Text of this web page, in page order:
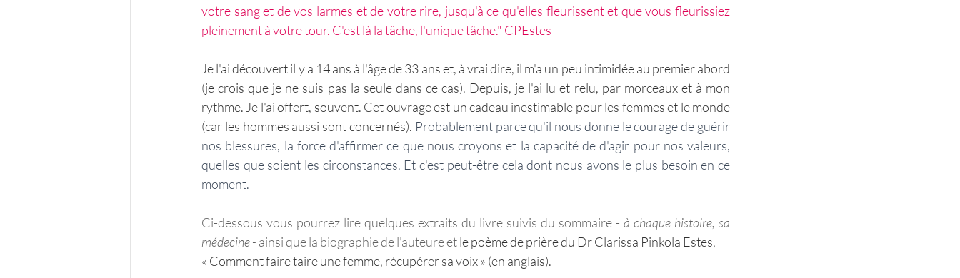
votre sang et de vos larmes et de votre rire, jusqu'à ce qu'elles fleurissent et que vous fleurissiez
pleinement à votre tour. C'est là la tâche, l'unique tâche." CPEstes
Je l'ai découvert il y a 14 ans à l'âge de 33 ans et, à vrai dire, il m'a un peu intimidée au premier abord
(je crois que je ne suis pas la seule dans ce cas). Depuis, je l'ai lu et relu, par morceaux et à mon
rythme. Je l'ai offert, souvent. Cet ouvrage est un cadeau inestimable pour les femmes et le monde
(car les hommes aussi sont concernés). Probablement parce qu'il nous donne le courage de guérir
nos blessures, la force d'affirmer ce que nous croyons et la capacité de d'agir pour nos valeurs,
quelles que soient les circonstances. Et c'est peut-être cela dont nous avons le plus besoin en ce
moment.
Ci-dessous vous pourrez lire quelques extraits du livre suivis du sommaire - à chaque histoire, sa
médecine - ainsi que la biographie de l'auteure et le poème de prière du Dr Clarissa Pinkola Estes,
« Comment faire taire une femme, récupérer sa voix » (en anglais).